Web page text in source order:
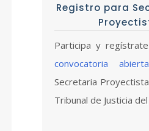
Registro para
Participa y
convocatoria abierta
Secretaria
Tribunal de Justicia